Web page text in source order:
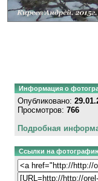
Информация о
Опубликовано:
Просмотров: 766
Подробная
Ссылки на